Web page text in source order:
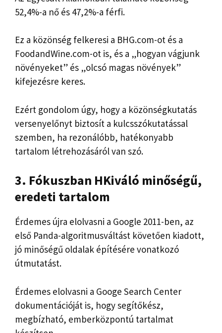
52,4%-a nő és 47,2%-a férfi.
Ez a közönség felkeresi a BHG.com-ot és a
FoodandWine.com-ot is, és a „hogyan vágjunk
növényeket” és „olcsó magas növények”
kifejezésre keres.
Ezért gondolom úgy, hogy a közönségkutatás
versenyelőnyt biztosít a kulcsszókutatással
szemben, ha rezonálóbb, hatékonyabb
tartalom létrehozásáról van szó.
3. Fókuszban HKiváló minőségű,
eredeti tartalom
Érdemes újra elolvasni a Google 2011-ben, az
első Panda-algoritmusváltást követően kiadott,
jó minőségű oldalak építésére vonatkozó
útmutatást.
Érdemes elolvasni a Googe Search Center
dokumentációját is, hogy segítőkész,
megbízható, emberközpontú tartalmat